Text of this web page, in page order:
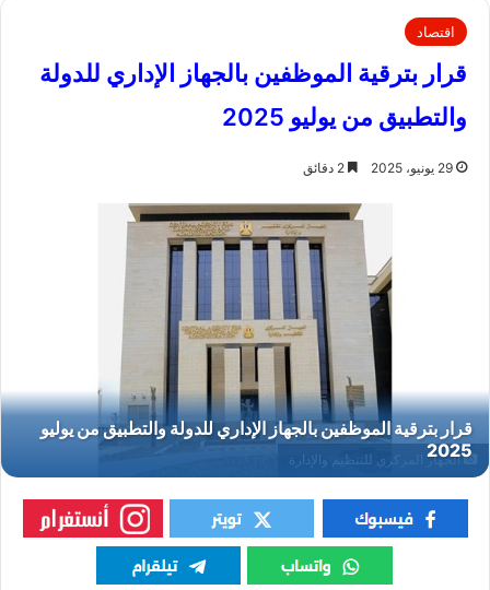
اقتصاد
قرار بترقية الموظفين بالجهاز الإداري للدولة
والتطبيق من يوليو 2025
29 يونيو، 2025
الجهاز المركزي للتنظيم والإدارة